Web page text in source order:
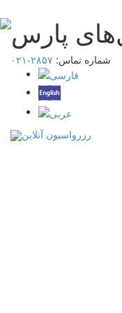
شماره تماس: ۲۸۵۷-۰۲۱
رزرواسیون آنلاین